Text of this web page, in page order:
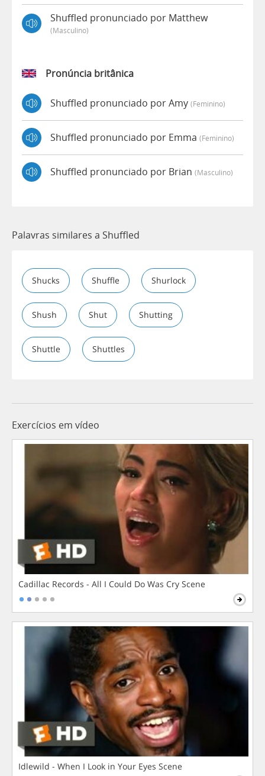
Shuffled pronunciado por Matthew
(masculino)
Pronúncia britânica
Shuffled pronunciado por Amy (feminino)
Shuffled pronunciado por Emma (feminino)
Shuffled pronunciado por Brian (masculino)
Palavras similares a Shuffled
Shucks Shuffle Shurlock
Shush Shut Shutting
Shuttle Shuttles
Exercícios em vídeo
Cadillac Records - All I Could Do Was Cry Scene
Idlewild - When I Look in Your Eyes Scene